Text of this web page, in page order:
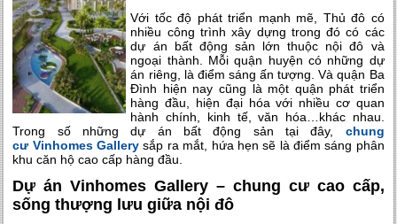
Với tốc độ phát triển mạnh mẽ, Thủ đô có
nhiều công trình xây dựng trong đó có các
dự án bất động sản lớn thuộc nội đô và
ngoại thành. Mỗi quận huyện có những dự
án riêng, là điểm sáng ấn tượng. Và quận Ba
Đình hiện nay cũng là một quận phát triển
hàng đầu, hiện đại hóa với nhiều cơ quan
hành chính, kinh tế, văn hóa…khác nhau.
Trong số những dự án bất động sản tại đây, chung
cư Vinhomes Gallery sắp ra mắt, hứa hẹn sẽ là điểm sáng phân
khu căn hộ cao cấp hàng đầu.
Dự án Vinhomes Gallery – chung cư cao cấp,
sống thượng lưu giữa nội đô